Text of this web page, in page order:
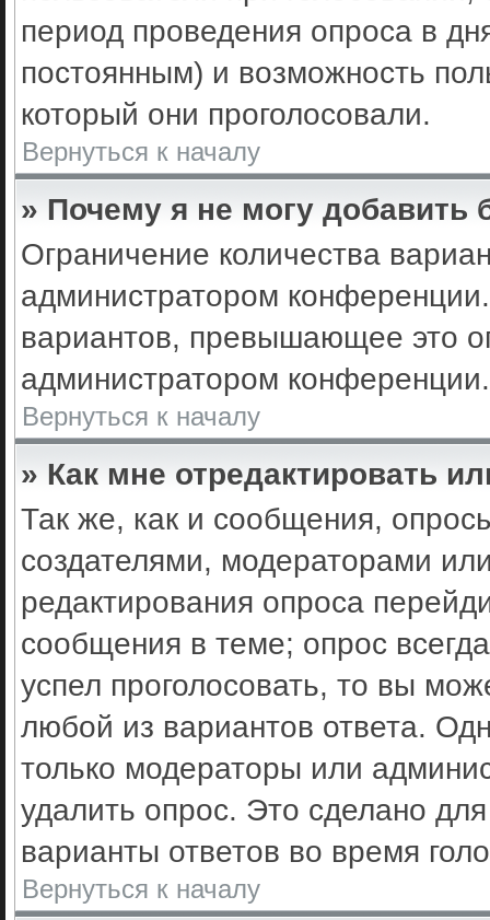
период проведения опроса в
постоянным) и возможность
который они проголосовали.
Вернуться к началу
» Почему я не могу добавить
Ограничение количества
администратором
вариантов, превышающее это
администратором конференции.
Вернуться к началу
» Как мне отредактировать
Так же, как и сообщения,
создателями, модераторами
редактирования опроса
сообщения в теме; опрос
успел проголосовать, то вы
любой из вариантов ответа.
только модераторы или
удалить опрос. Это сделано
варианты ответов во время
Вернуться к началу